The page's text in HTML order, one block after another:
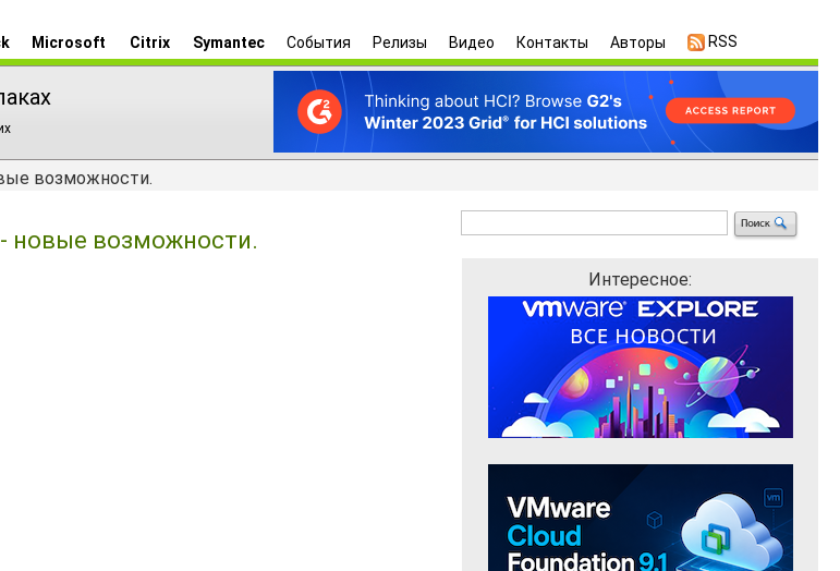
Microsoft Citrix Symantec События Релизы Видео Контакты Авторы RSS
возможности.
новые возможности.
Интересное: